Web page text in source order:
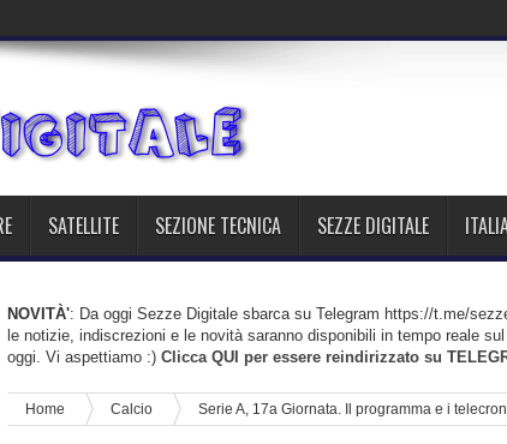
SATELLITE SEZIONE TECNICA SEZZE DIGITALE
NOVITÀ': Da oggi Sezze Digitale sbarca su Telegram https://t.me/
le notizie, indiscrezioni e le novità saranno disponibili in tempo reale
oggi. Vi aspettiamo :) Clicca QUI per essere reindirizzato su
Home Calcio Serie A, 17a Giornata. Il programma e i